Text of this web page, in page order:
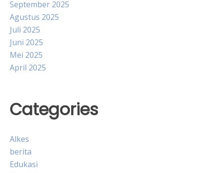
September 2025
Agustus 2025
Juli 2025
Juni 2025
Mei 2025
April 2025
Categories
Alkes
berita
Edukasi